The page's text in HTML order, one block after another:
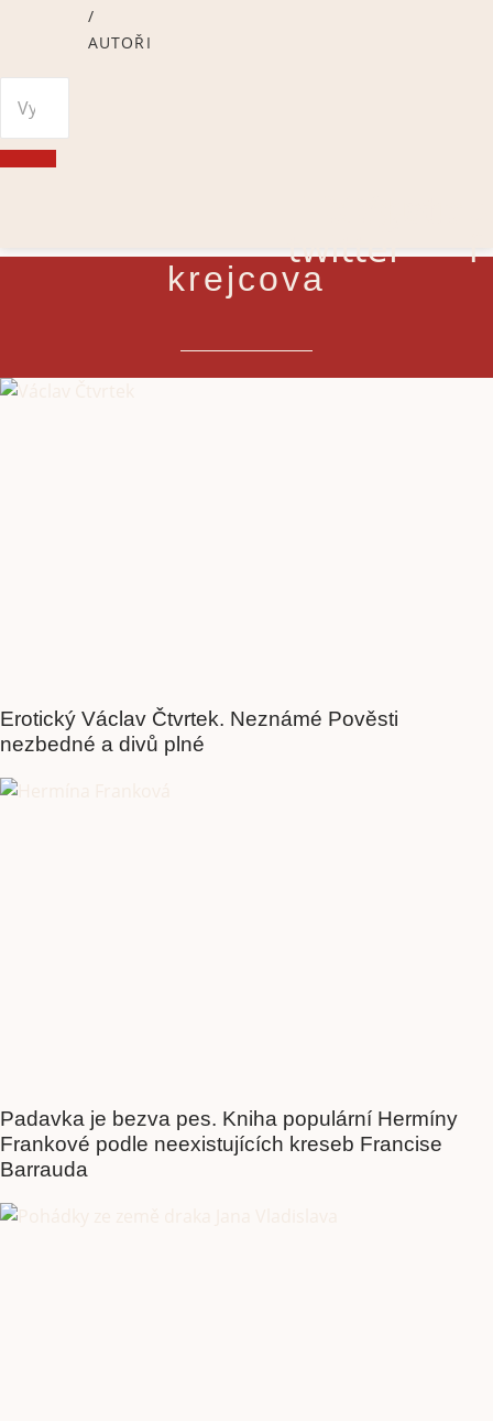
/
AUTOŘI
twitter f
krejcova
Erotický Václav Čtvrtek. Neznámé Pověsti
nezbedné a divů plné
Padavka je bezva pes. Kniha populární Hermíny
Frankové podle neexistujících kreseb Francise
Barrauda